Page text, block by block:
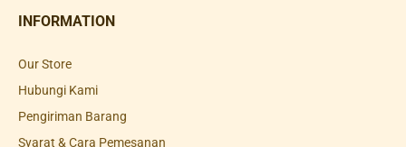
INFORMATION
Our Store
Hubungi Kami
Pengiriman Barang
Syarat & Cara Pemesanan